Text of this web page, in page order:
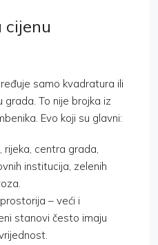
cijenu
samo kvadratura ili
To nije brojka iz
Evo koji su glavni:
rijeka, centra grada,
institucija, zelenih
– veći i
stanovi često imaju